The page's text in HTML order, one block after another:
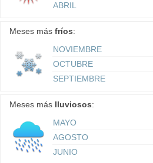
ABRIL
Meses más fríos:
NOVIEMBRE
OCTUBRE
SEPTIEMBRE
Meses más lluviosos:
MAYO
AGOSTO
JUNIO